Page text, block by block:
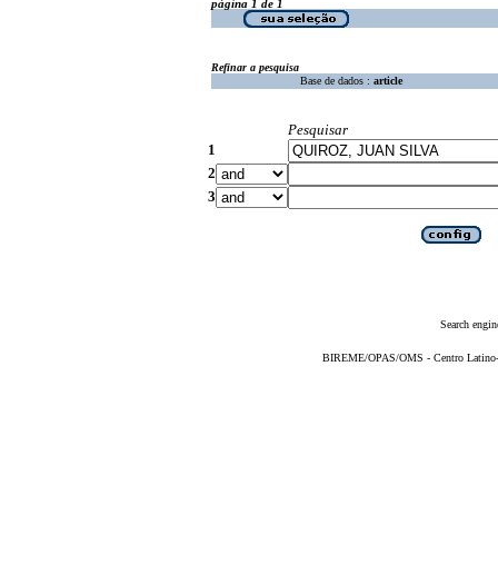
Refinar a pesquisa
Base de dados : article
Pesquisar
1
2
3
Search
BIREME/OPAS/OMS - Centro Latino-